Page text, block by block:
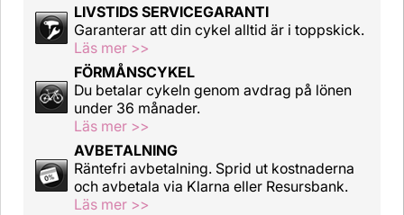
LIVSTIDS SERVICEGARANTI
Garanterar att din cykel alltid är i toppskick.
Läs mer >>
FÖRMÅNSCYKEL
Du betalar cykeln genom avdrag på lönen
under 36 månader.
Läs mer >>
AVBETALNING
Räntefri avbetalning. Sprid ut kostnaderna
och avbetala via Klarna eller Resursbank.
Läs mer >>